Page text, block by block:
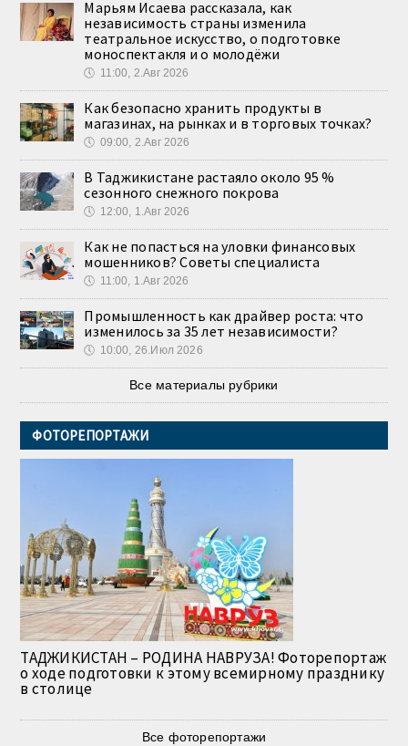
Марьям Исаева рассказала, как
независимость страны изменила
театральное искусство, о подготовке
моноспектакля и о молодёжи
🕔 11:00, 2.Авг 2026
Как безопасно хранить продукты в
магазинах, на рынках и в торговых точках?
🕔 09:00, 2.Авг 2026
В Таджикистане растаяло около 95 %
сезонного снежного покрова
🕔 12:00, 1.Авг 2026
Как не попасться на уловки финансовых
мошенников? Советы специалиста
🕔 11:00, 1.Авг 2026
Промышленность как драйвер роста: что
изменилось за 35 лет независимости?
🕔 10:00, 26.Июл 2026
Все материалы рубрики
ФОТОРЕПОРТАЖИ
ТАДЖИКИСТАН – РОДИНА НАВРУЗА! Фоторепортаж
о ходе подготовки к этому всемирному празднику
в столице
Все фоторепортажи